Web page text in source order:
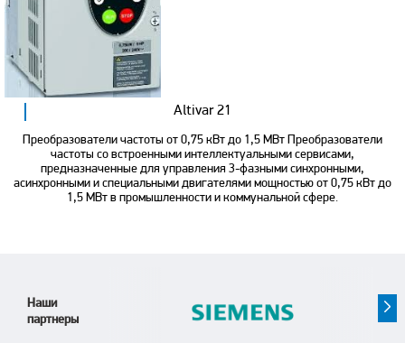
Altivar 21
Преобразователи частоты от 0,75 кВт до 1,5 МВт Преобразователи
частоты со встроенными интеллектуальными сервисами,
предназначенные для управления 3-фазными синхронными,
асинхронными и специальными двигателями мощностью от 0,75 кВт до
1,5 МВт в промышленности и коммунальной сфере.
Наши
партнеры